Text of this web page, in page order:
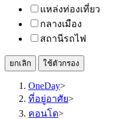
แหล่งท่องเที่ยว
กลางเมือง
สถานีรถไฟ
ยกเลิก ใช้ตัวกรอง
OneDay>
ที่อยู่อาศัย>
คอนโด>